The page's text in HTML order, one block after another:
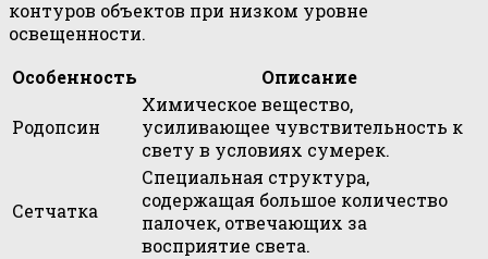
контуров объектов при низком уровне
освещенности.
Особенность
Описание
Родопсин
Химическое вещество,
усиливающее чувствительность к
свету в условиях сумерек.
Сетчатка
Специальная структура,
содержащая большое количество
палочек, отвечающих за
восприятие света.